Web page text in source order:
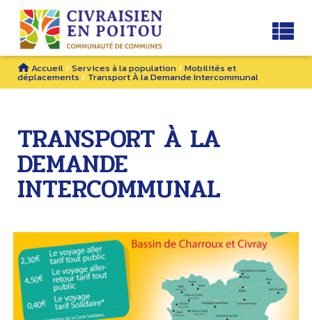
Accueil/ Services à la population/ Mobilités et
déplacements / Transport À la Demande Intercommunal
TRANSPORT À LA
DEMANDE
INTERCOMMUNAL